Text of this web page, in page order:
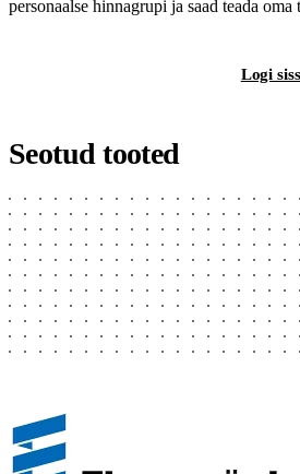
personaalse hinnagrupi ja saad teada
Logi
Seotud tooted